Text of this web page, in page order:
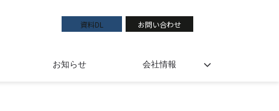
資料DL お問い合わせ
お知らせ 会社情報